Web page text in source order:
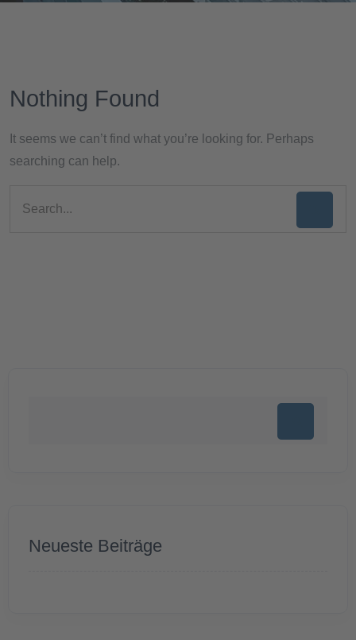
Nothing Found
It seems we can’t find what you’re looking for. Perhaps
searching can help.
Neueste Beiträge